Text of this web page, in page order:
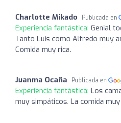
Charlotte Mikado Publicada en
Experiencia fantástica: Genial
Tanto Luis como Alfredo muy
Comida muy rica.
Juanma Ocaña Publicada en
Experiencia fantástica: Los
muy simpáticos. La comida